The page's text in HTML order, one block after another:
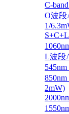
C-
O波段
1/
L波段
2mW)